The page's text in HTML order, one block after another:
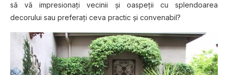
să vă impresionaţi vecinii şi oaspeţii cu splendoarea
decorului sau preferaţi ceva practic şi convenabil?